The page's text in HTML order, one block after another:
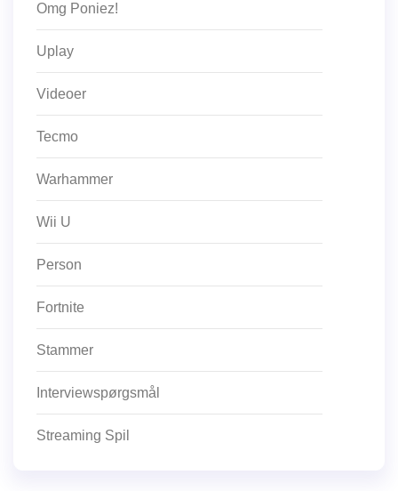
Omg Poniez!
Uplay
Videoer
Tecmo
Warhammer
Wii U
Person
Fortnite
Stammer
Interviewspørgsmål
Streaming Spil